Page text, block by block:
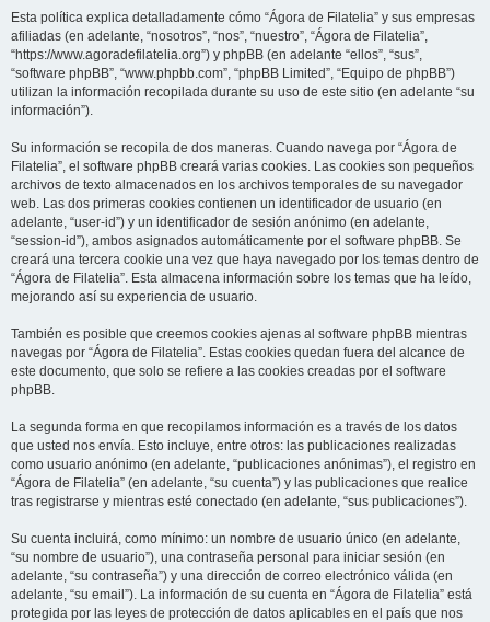
Esta política explica detalladamente cómo “Ágora de Filatelia” y sus empresas
afiliadas (en adelante, “nosotros”, “nos”, “nuestro”, “Ágora de Filatelia”,
“https://www.agoradefilatelia.org”) y phpBB (en adelante “ellos”, “sus”,
“software phpBB”, “www.phpbb.com”, “phpBB Limited”, “Equipo de phpBB”)
utilizan la información recopilada durante su uso de este sitio (en adelante “su
información”).
Su información se recopila de dos maneras. Cuando navega por “Ágora de
Filatelia”, el software phpBB creará varias cookies. Las cookies son pequeños
archivos de texto almacenados en los archivos temporales de su navegador
web. Las dos primeras cookies contienen un identificador de usuario (en
adelante, “user-id”) y un identificador de sesión anónimo (en adelante,
“session-id”), ambos asignados automáticamente por el software phpBB. Se
creará una tercera cookie una vez que haya navegado por los temas dentro de
“Ágora de Filatelia”. Esta almacena información sobre los temas que ha leído,
mejorando así su experiencia de usuario.
También es posible que creemos cookies ajenas al software phpBB mientras
navegas por “Ágora de Filatelia”. Estas cookies quedan fuera del alcance de
este documento, que solo se refiere a las cookies creadas por el software
phpBB.
La segunda forma en que recopilamos información es a través de los datos
que usted nos envía. Esto incluye, entre otros: las publicaciones realizadas
como usuario anónimo (en adelante, “publicaciones anónimas”), el registro en
“Ágora de Filatelia” (en adelante, “su cuenta”) y las publicaciones que realice
tras registrarse y mientras esté conectado (en adelante, “sus publicaciones”).
Su cuenta incluirá, como mínimo: un nombre de usuario único (en adelante,
“su nombre de usuario”), una contraseña personal para iniciar sesión (en
adelante, “su contraseña”) y una dirección de correo electrónico válida (en
adelante, “su email”). La información de su cuenta en “Ágora de Filatelia” está
protegida por las leyes de protección de datos aplicables en el país que nos